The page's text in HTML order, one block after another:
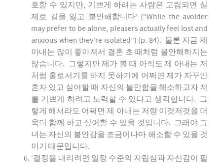
호할 수 있지만, 기쁘게 하려는 사람은 고립되면 실
제로 길을 잃고 불안해합니다’ (“While the avoider
may prefer to be alone, pleasers actually feel lost and
anxious when they’re isolated”) (p. 84). 물론 지금 제
아내는 많이 좋아져서 결혼 초 때처럼 불안해하지는
않습니다. 그렇지만 제가 볼 때 아직도 제 아내는 저
처럼 홀로서기를 하지 못하기에 어쩌면 제가 자꾸만
혼자 있고 싶어할 때 자신의 불안함을 해소하고자 저
를 기쁘게 하려고 노력할 수 있다고 생각합니다. 그
렇게 해서라도 어쩌면 제 아내는 저랑 이것저것을 더
욱더 함께 하고 싶어할 수 있을 것입니다. 그래야 그
녀는 자신의 불안감을 조금이나마 해소할 수 있을 것
이기 때문입니다.
‘결정을 내리려면 일정 수준의 자립심과 자신감이 필